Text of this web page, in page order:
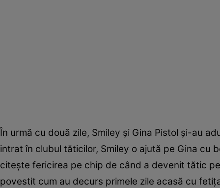
În urmă cu două zile, Smiley și Gina Pistol și-au
intrat în clubul tăticilor, Smiley o ajută pe Gina cu
citește fericirea pe chip de când a devenit tătic
povestit cum au decurs primele zile acasă cu